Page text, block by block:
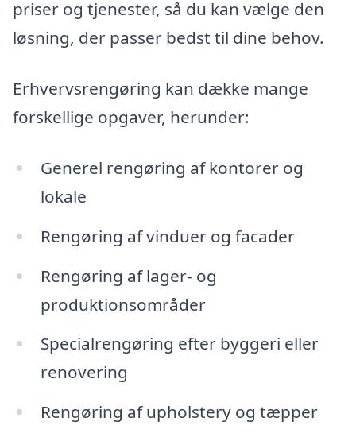
priser og tjenester, så du kan vælge den
løsning, der passer bedst til dine behov.
Erhvervsrengøring kan dække mange
forskellige opgaver, herunder:
Generel rengøring af kontorer og
lokale
Rengøring af vinduer og facader
Rengøring af lager- og
produktionsområder
Specialrengøring efter byggeri eller
renovering
Rengøring af upholstery og tæpper